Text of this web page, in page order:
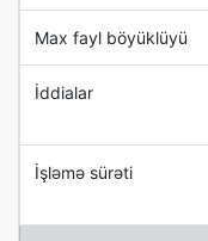
Max fayl böyüklüyü
İddialar
İşləmə sürəti